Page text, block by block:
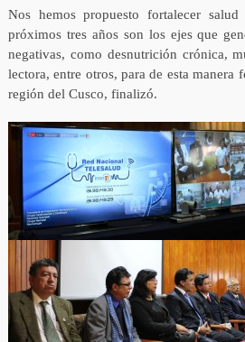
Nos hemos propuesto fortalecer
próximos tres años son los ejes que
negativas, como desnutrición crónica,
lectora, entre otros, para de esta manera
región del Cusco, finalizó.